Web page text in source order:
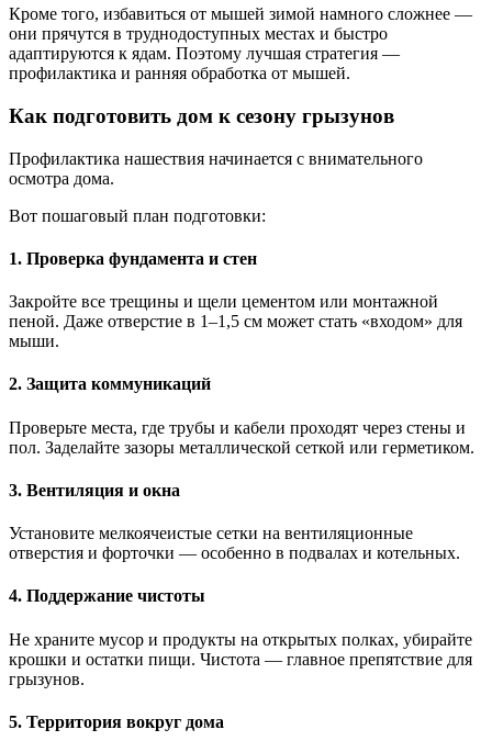
Кроме того, избавиться от мышей зимой намного сложнее —
они прячутся в труднодоступных местах и быстро
адаптируются к ядам. Поэтому лучшая стратегия —
профилактика и ранняя обработка от мышей.
Как подготовить дом к сезону грызунов
Профилактика нашествия начинается с внимательного
осмотра дома.
Вот пошаговый план подготовки:
1. Проверка фундамента и стен
Закройте все трещины и щели цементом или монтажной
пеной. Даже отверстие в 1–1,5 см может стать «входом» для
мыши.
2. Защита коммуникаций
Проверьте места, где трубы и кабели проходят через стены и
пол. Заделайте зазоры металлической сеткой или герметиком.
3. Вентиляция и окна
Установите мелкоячеистые сетки на вентиляционные
отверстия и форточки — особенно в подвалах и котельных.
4. Поддержание чистоты
Не храните мусор и продукты на открытых полках, убирайте
крошки и остатки пищи. Чистота — главное препятствие для
грызунов.
5. Территория вокруг дома